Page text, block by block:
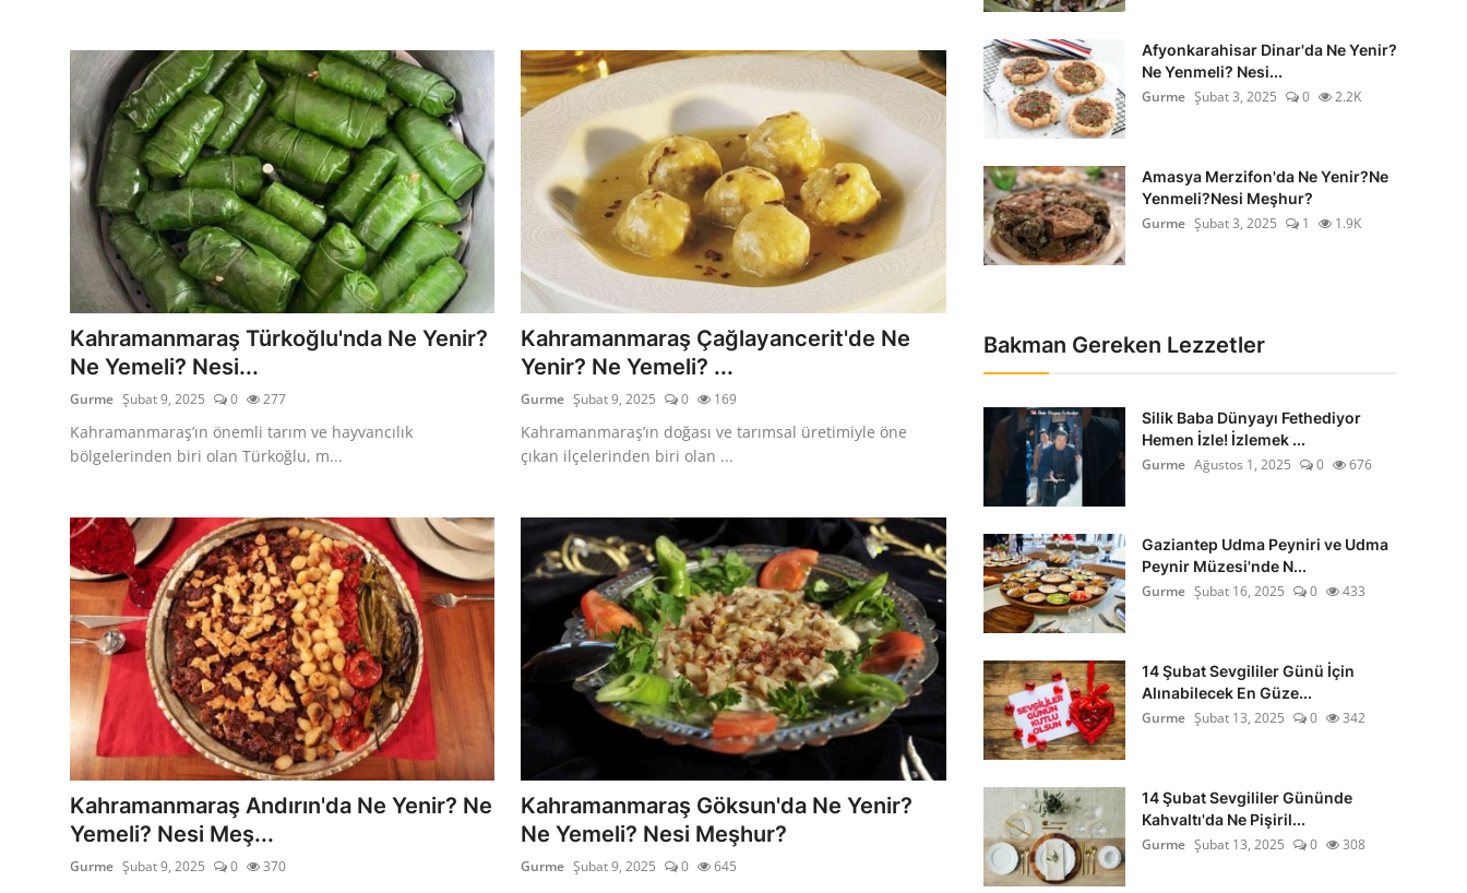
Yöresel Tarifler & Ev Yemekleri
Gıda Güvenliği & Sağlık
İçecek Kültürü & Rehberleri
Popüler Kültür & Mutfak Tarihi
Mutfak Temizliği & Pratik Bilgiler
Anne & Bebek Beslenmesi
Mutfak Sırları & Teknikler
Gıda Sözlüğü & Nedir?
Yemek Tarifleri & Menüler
Kahramanmaraş Türkoğlu'nda Ne Yenir?
Ne Yemeli? Nesi...
Gurme Şubat 9, 2025 0 277
Kahramanmaraş’ın önemli tarım ve hayvancılık
bölgelerinden biri olan Türkoğlu, m...
Kahramanmaraş Çağlayancerit'de Ne
Yenir? Ne Yemeli? ...
Gurme Şubat 9, 2025 0 169
Kahramanmaraş’ın doğası ve tarımsal üretimiyle öne
çıkan ilçelerinden biri olan ...
Kahramanmaraş Andırın'da Ne Yenir? Ne
Yemeli? Nesi Meş...
Gurme Şubat 9, 2025 0 370
Kahramanmaraş Göksun'da Ne Yenir?
Ne Yemeli? Nesi Meşhur?
Gurme Şubat 9, 2025 0 645
Afyonkarahisar Dinar'da Ne Yenir?
Ne Yenmeli? Nesi...
Gurme Şubat 3, 2025 0 2.2K
Amasya Merzifon'da Ne Yenir?Ne
Yenmeli?Nesi Meşhur?
Gurme Şubat 3, 2025 1 1.9K
Bakman Gereken Lezzetler
Silik Baba Dünyayı Fethediyor
Hemen İzle! İzlemek ...
Gurme Ağustos 1, 2025 0 676
Gaziantep Udma Peyniri ve Udma
Peynir Müzesi'nde N...
Gurme Şubat 16, 2025 0 433
14 Şubat Sevgililer Günü İçin
Alınabilecek En Güze...
Gurme Şubat 13, 2025 0 342
14 Şubat Sevgililer Gününde
Kahvaltı'da Ne Pişiril...
Gurme Şubat 13, 2025 0 308